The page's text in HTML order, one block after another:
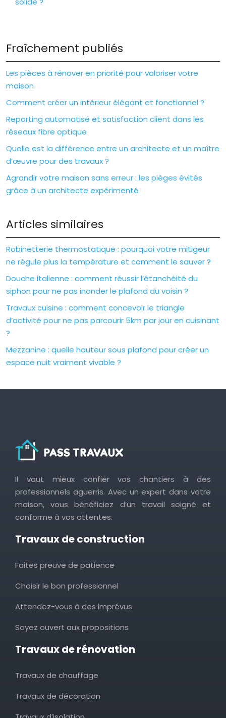
Fraîchement publiés
Les pièces à rénover en priorité pour valoriser votre
maison
Comment créer un intérieur élégant et fonctionnel ?
Reporting automatisé et satisfaction client dans les
réseaux fibre optique
Quelle est la différence entre un architecte et un maître
d’œuvre pour des travaux ?
Agrandir votre maison sans erreur : les pièges évités
grâce à un architecte expérimenté
Articles similaires
Robinetterie thermostatique : pourquoi votre mitigeur
ne régule plus la température et comment le sauver ?
Douche italienne : comment réussir l’étanchéité du
siphon pour ne pas inonder le plafond du voisin ?
Travaux cuisine : comment concevoir le triangle
d’activité pour ne pas parcourir 5km par jour en cuisinant
?
Mezzanine : quelle hauteur sous plafond pour créer un
espace nuit vraiment vivable ?
Il vaut mieux confier vos chantiers à des
professionnels aguerris. Avec un expert dans votre
maison, vous bénéficiez d’un travail soigné et
conforme à vos attentes.
Travaux de construction
Faites preuve de patience
Choisir le bon professionnel
Attendez-vous à des imprévus
Soyez ouvert aux propositions
Travaux de rénovation
Travaux de chauffage
Travaux de décoration